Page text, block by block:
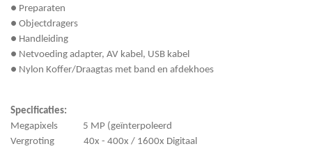
● Preparaten
● Objectdragers
● Handleiding
● Netvoeding adapter, AV kabel, USB kabel
● Nylon Koffer/Draagtas met band en afdekhoes
Specificaties:
Megapixels 5 MP (geïnterpoleerd
Vergroting 40x - 400x / 1600x Digitaal